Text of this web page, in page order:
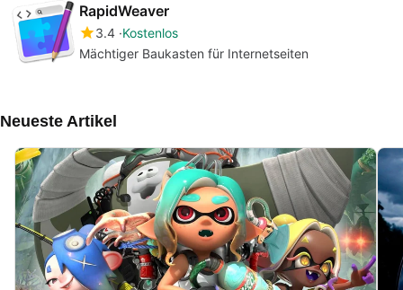
RapidWeaver
3.4 Kostenlos
Mächtiger Baukasten für Internetseiten
Neueste Artikel